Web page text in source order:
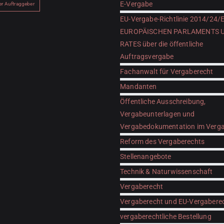
Auftraggeber
E-Vergabe
EU-Vergabe-Richtlinie 2014/24/
EUROPÄISCHEN PARLAMENTS
RATES über die öffentliche
Auftragsvergabe
Fachanwalt für Vergaberecht
Mandanten
Öffentliche Ausschreibung,
Vergabeunterlagen und
Vergabedokumentation im
Reform des Vergaberechts
Stellenangebote
Technik & Naturwissenschaft
Vergaberecht
Vergaberecht und EU-
vergaberechtliche Bestellung